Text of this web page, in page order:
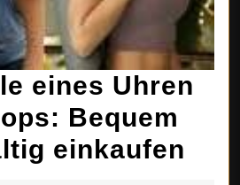
eines Uhren
Bequem
einkaufen